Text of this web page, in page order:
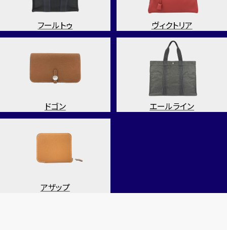
フールトゥ ヴィクトリア
ドゴン エールライン
アザップ